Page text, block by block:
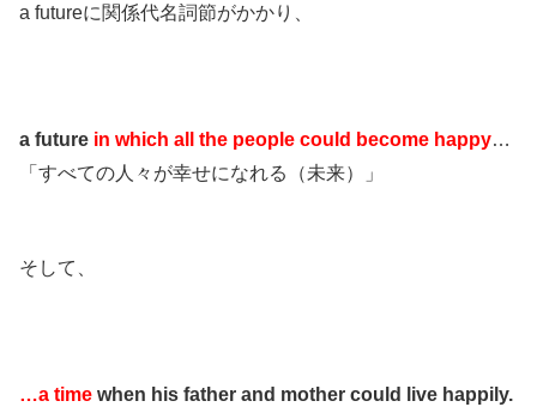
a futureに関係代名詞節がかかり、
a future in which all the people could become happy…
「すべての人々が幸せになれる（未来）」
そして、
…a time when his father and mother could live happily.